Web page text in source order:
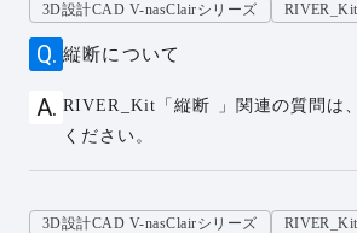
3D設計CAD V-nasClairシリーズ RIVER_Kit
縦断について
RIVER_Kit「縦断 」関連の質問は
ください。
3D設計CAD V-nasClairシリーズ RIVER_Kit